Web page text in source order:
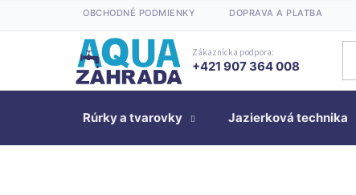
OBCHODNÉ PODMIENKY DOPRAVA A PLATBA
Zákaznícka podpora:
+421 907 364 008
Rúrky a tvarovky Jazierková technika